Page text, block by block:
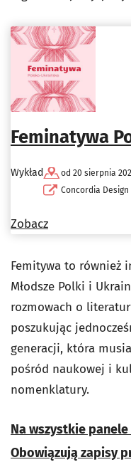
Feminatywa
Wykład
od 20 sierpnia
Concordia Design
Zobacz
Femitywa to również
Młodsze Polki i
rozmowach o
poszukując
generacji, która
pośród naukowej i
nomenklatury.
Na wszystkie
Obowiązują zapisy